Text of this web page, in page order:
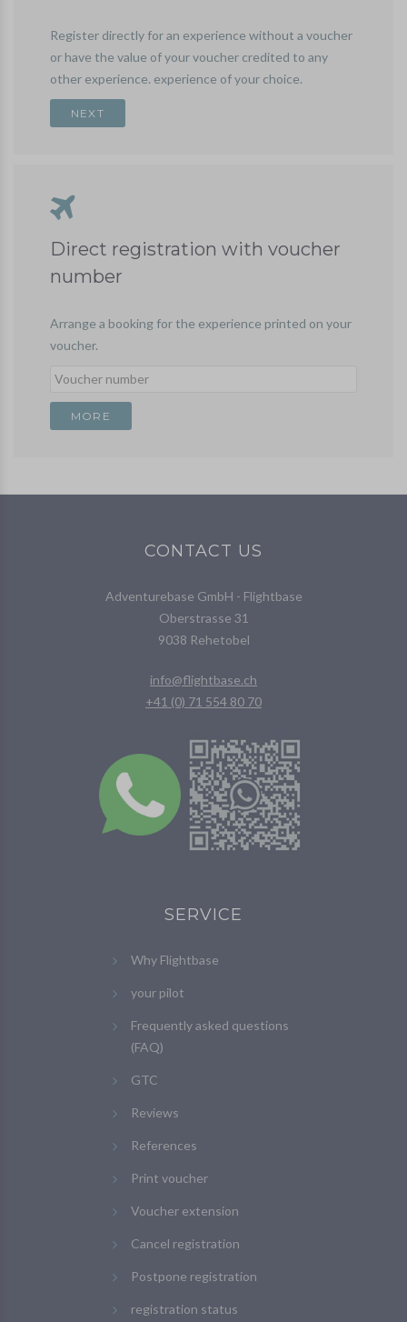
Register directly for an experience without a voucher
or have the value of your voucher credited to any
other experience. experience of your choice.
Direct registration with voucher
number
Arrange a booking for the experience printed on your
voucher.
CONTACT US
Adventurebase GmbH - Flightbase
Oberstrasse 31
9038 Rehetobel
info@flightbase.ch
+41 (0) 71 554 80 70
SERVICE
Why Flightbase
your pilot
Frequently asked questions
(FAQ)
GTC
Reviews
References
Print voucher
Voucher extension
Cancel registration
Postpone registration
registration status